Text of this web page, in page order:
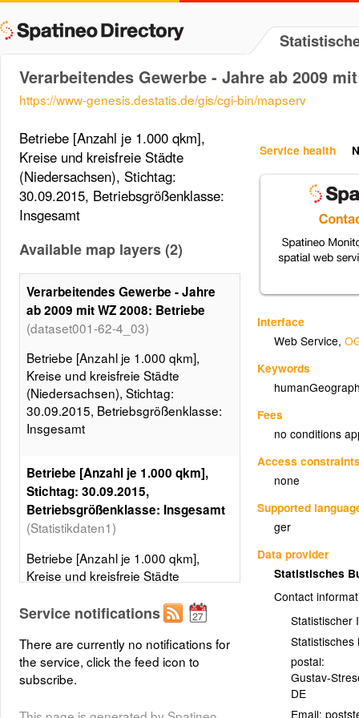
Verarbeitendes Gewerbe - Jahre ab 2009
https://www-genesis.destatis.de/gis/cgi-bin/mapserv
Service health
Interface
Web Service,
Keywords
Fees
no conditions
Access
none
Supported
ger
Data provider
Statistisches
Contact
Statistischer
Statistisches
postal:
Gustav-
DE
Email:
Betriebe [Anzahl je 1.000 qkm],
Kreise und kreisfreie Städte
(Niedersachsen), Stichtag:
30.09.2015, Betriebsgrößenklasse:
Insgesamt
Available map layers (2)
Verarbeitendes Gewerbe - Jahre
ab 2009 mit WZ 2008: Betriebe
(dataset001-62-4_03)
Betriebe [Anzahl je 1.000 qkm],
Kreise und kreisfreie Städte
(Niedersachsen), Stichtag:
30.09.2015, Betriebsgrößenklasse:
Insgesamt
Betriebe [Anzahl je 1.000 qkm],
Stichtag: 30.09.2015,
Betriebsgrößenklasse: Insgesamt
(Statistikdaten1)
Betriebe [Anzahl je 1.000 qkm],
Kreise und kreisfreie Städte
30.09.2015, Betriebsgrößenklasse:
Insgesamt, 5 Klassen, Gleiche
Besetzungen
Layer metadata (
Service notifications
There are currently no notifications for
the service, click the feed icon to
subscribe.